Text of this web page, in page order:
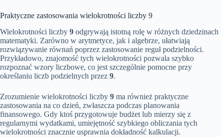
Praktyczne zastosowania wielokrotności liczby 9
Wielokrotności liczby 9 odgrywają istotną rolę w różnych dziedzinach
matematyki. Zarówno w arytmetyce, jak i algebrze, ułatwiają
rozwiązywanie równań poprzez zastosowanie reguł podzielności.
Przykładowo, znajomość tych wielokrotności pozwala szybko
rozpoznać wzory liczbowe, co jest szczególnie pomocne przy
określaniu liczb podzielnych przez 9.
Zrozumienie wielokrotności liczby 9 ma również praktyczne
zastosowania na co dzień, zwłaszcza podczas planowania
finansowego. Gdy ktoś przygotowuje budżet lub mierzy się z
regularnymi wydatkami, umiejętność szybkiego obliczania tych
wielokrotności znacznie usprawnia dokładność kalkulacji.